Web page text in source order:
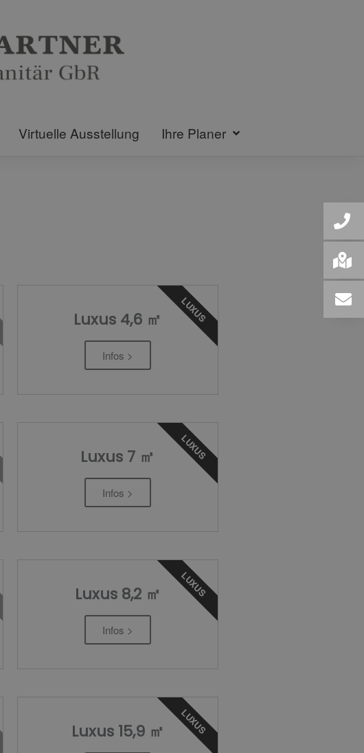
Virtuelle Ausstellung Ihre Planer
Luxus 4,6 ㎡
Infos >
LUXUS
Luxus 7 ㎡
Infos >
LUXUS
Luxus 8,2 ㎡
Infos >
LUXUS
Luxus 15,9 ㎡ LUXUS